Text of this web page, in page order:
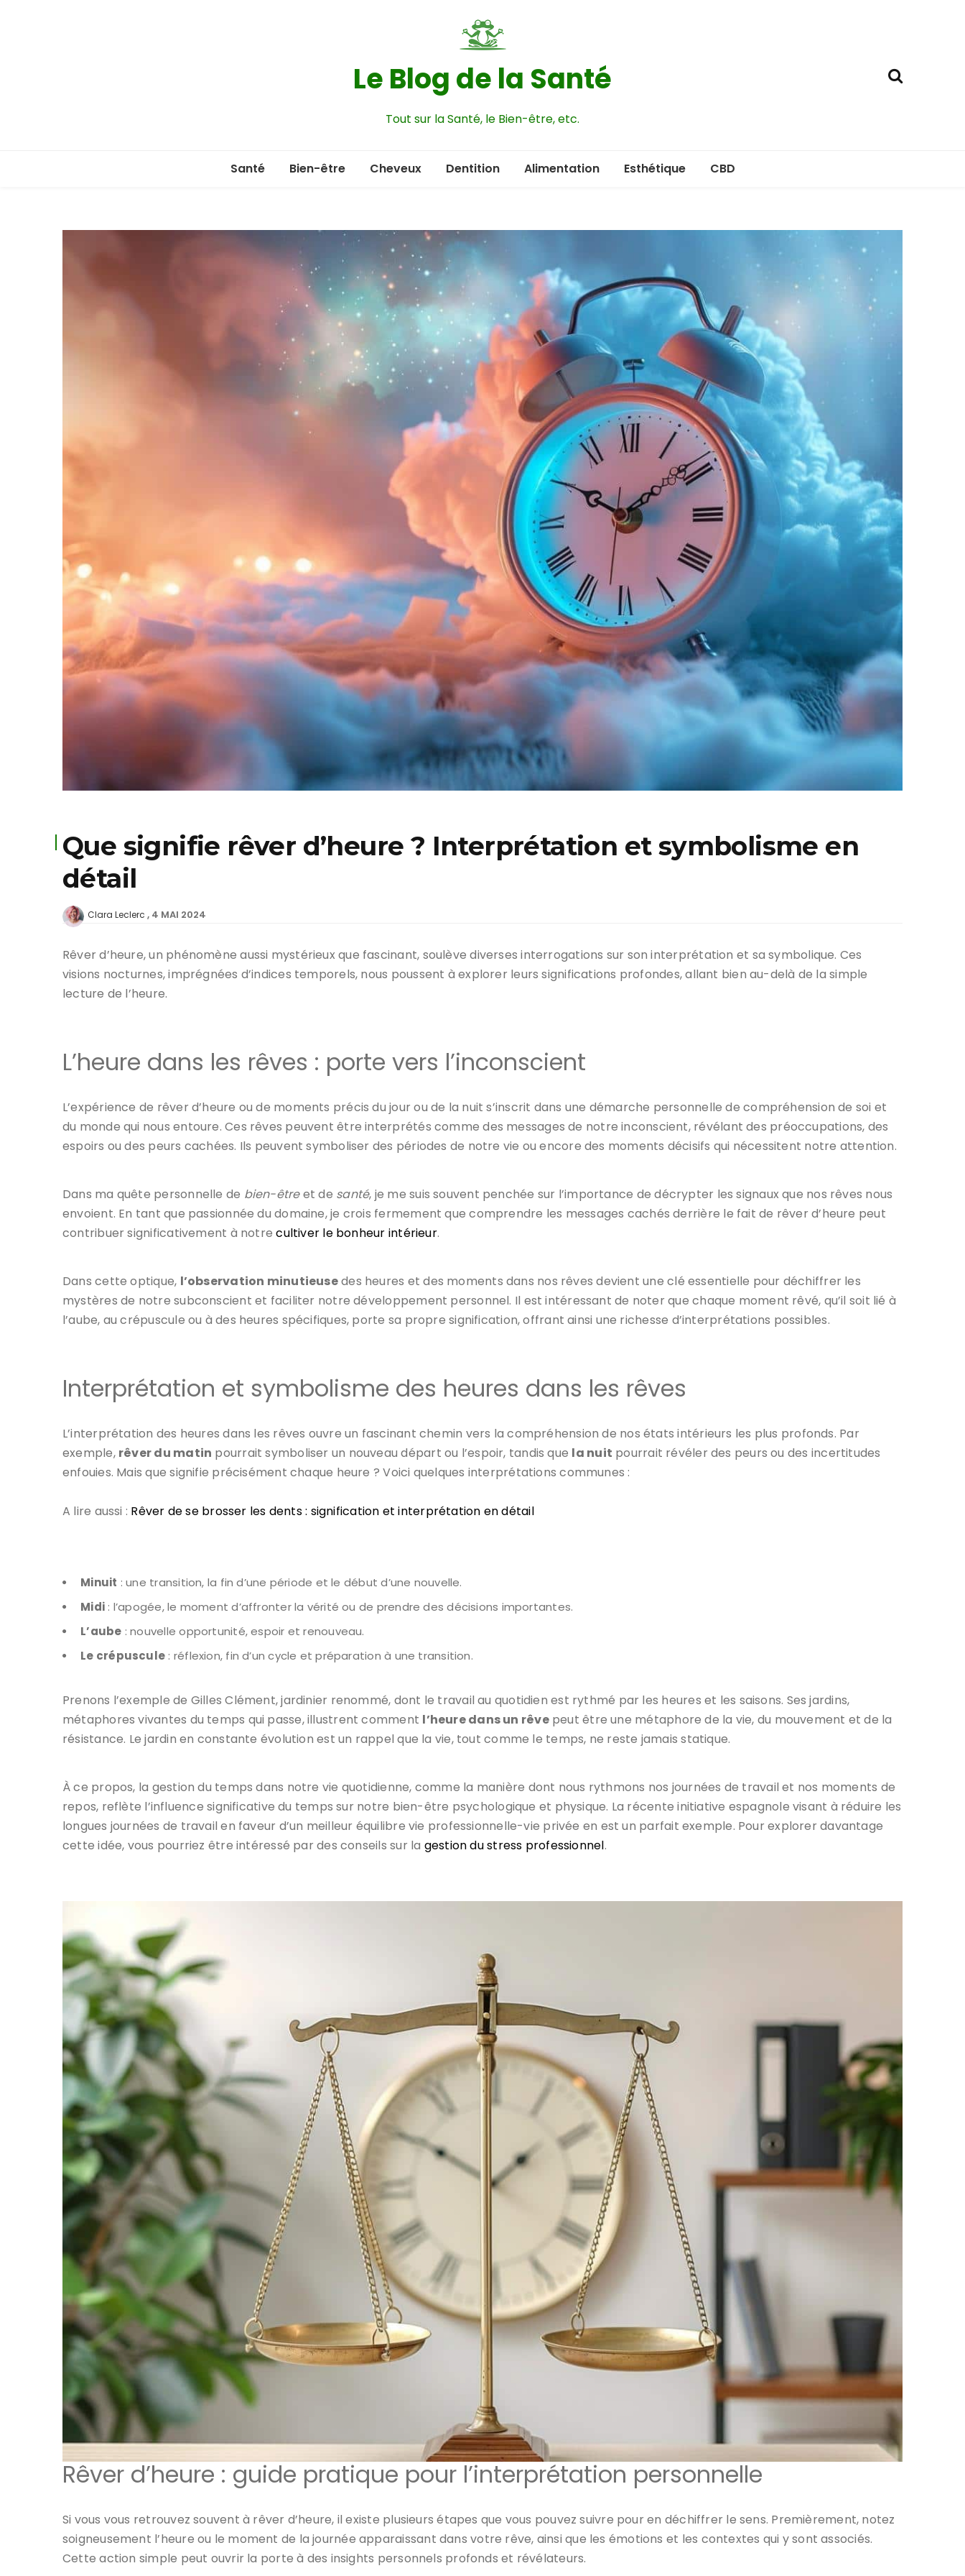
Le Blog de la Santé
Tout sur la Santé, le Bien-être, etc.
Santé Bien-être Cheveux Dentition Alimentation Esthétique CBD
Que signifie rêver d’heure ? Interprétation et symbolisme en
détail
Clara Leclerc 4 MAI 2024
Rêver d’heure, un phénomène aussi mystérieux que fascinant, soulève diverses interrogations sur son interprétation et sa symbolique. Ces
visions nocturnes, imprégnées d’indices temporels, nous poussent à explorer leurs significations profondes, allant bien au-delà de la simple
lecture de l’heure.
L’heure dans les rêves : porte vers l’inconscient
L’expérience de rêver d’heure ou de moments précis du jour ou de la nuit s’inscrit dans une démarche personnelle de compréhension de soi et
du monde qui nous entoure. Ces rêves peuvent être interprétés comme des messages de notre inconscient, révélant des préoccupations, des
espoirs ou des peurs cachées. Ils peuvent symboliser des périodes de notre vie ou encore des moments décisifs qui nécessitent notre attention.
Dans ma quête personnelle de bien-êtreet de santé, je me suis souvent penchée sur l’importance de décrypter les signaux que nos rêves nous
envoient. En tant que passionnée du domaine, je crois fermement que comprendre les messages cachés derrière le fait de rêver d’heure peut
contribuer significativement à notrecultiver le bonheur intérieur.
Dans cette optique, l’observation minutieusedes heures et des moments dans nos rêves devient une clé essentielle pour déchiffrer les
mystères de notre subconscient et faciliter notre développement personnel. Il est intéressant de noter que chaque moment rêvé, qu’il soit lié à
l’aube, au crépuscule ou à des heures spécifiques, porte sa propre signification, offrant ainsi une richesse d’interprétations possibles.
Interprétation et symbolisme des heures dans les rêves
L’interprétation des heures dans les rêves ouvre un fascinant chemin vers la compréhension de nos états intérieurs les plus profonds. Par
exemple, rêver du matin pourrait symboliser un nouveau départ ou l’espoir, tandis que la nuit pourrait révéler des peurs ou des incertitudes
enfouies. Mais que signifie précisément chaque heure ? Voici quelques interprétations communes :
A lire aussi : Rêver de se brosser les dents : signification et interprétation en détail
Minuit : une transition, la fin d’une période et le début d’une nouvelle.
Midi : l’apogée, le moment d’affronter la vérité ou de prendre des décisions importantes.
L’aube : nouvelle opportunité, espoir et renouveau.
Le crépuscule : réflexion, fin d’un cycle et préparation à une transition.
Prenons l’exemple de Gilles Clément, jardinier renommé, dont le travail au quotidien est rythmé par les heures et les saisons. Ses jardins,
métaphores vivantes du temps qui passe, illustrent comment l’heure dans un rêvepeut être une métaphore de la vie, du mouvement et de la
résistance. Le jardin en constante évolution est un rappel que la vie, tout comme le temps, ne reste jamais statique.
À ce propos, la gestion du temps dans notre vie quotidienne, comme la manière dont nous rythmons nos journées de travail et nos moments de
repos, reflète l’influence significative du temps sur notre bien-être psychologique et physique. La récente initiative espagnole visant à réduire les
longues journées de travail en faveur d’un meilleur équilibre vie professionnelle-vie privée en est un parfait exemple. Pour explorer davantage
cette idée, vous pourriez être intéressé par des conseils sur la gestion du stress professionnel.
Rêver d’heure : guide pratique pour l’interprétation personnelle
Si vous vous retrouvez souvent à rêver d’heure, il existe plusieurs étapes que vous pouvez suivre pour en déchiffrer le sens. Premièrement, notez
soigneusement l’heure ou le moment de la journée apparaissant dans votre rêve, ainsi que les émotions et les contextes qui y sont associés.
Cette action simple peut ouvrir la porte à des insights personnels profonds et révélateurs.